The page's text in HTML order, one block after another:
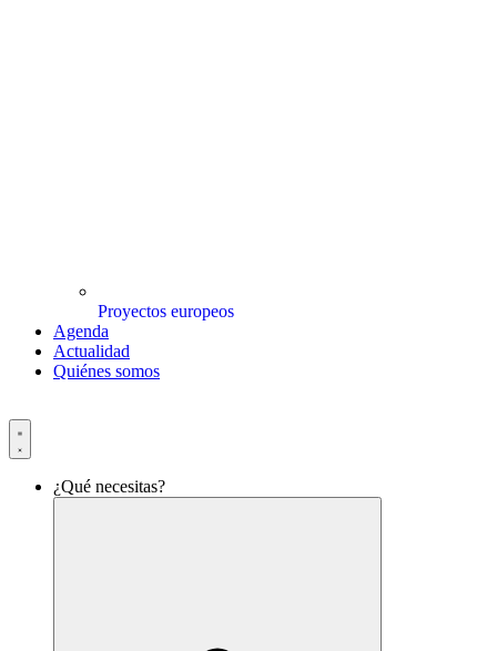
Proyectos europeos
Agenda
Actualidad
Quiénes somos
¿Qué necesitas?